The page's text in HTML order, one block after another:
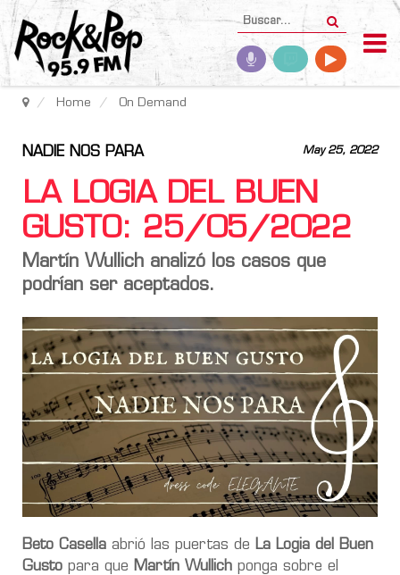
Home On Demand
May 25, 2022
NADIE NOS PARA
LA LOGIA DEL BUEN
GUSTO: 25/05/2022
Martín Wullich analizó los casos que
podrían ser aceptados.
Beto Casella abrió las puertas de La Logia del Buen
Gusto para que Martín Wullich ponga sobre el